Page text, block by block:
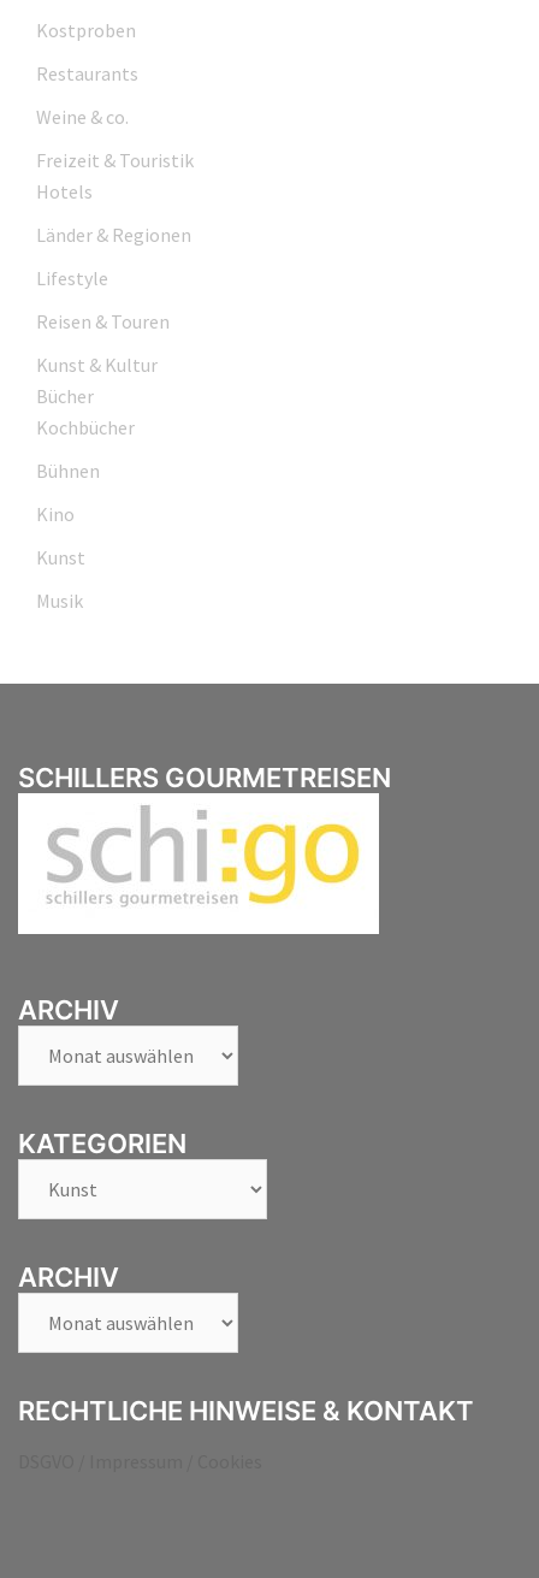
Kostproben
Restaurants
Weine & co.
Freizeit & Touristik
Hotels
Länder & Regionen
Lifestyle
Reisen & Touren
Kunst & Kultur
Bücher
Kochbücher
Bühnen
Kino
Kunst
Musik
SCHILLERS GOURMETREISEN
ARCHIV
KATEGORIEN
ARCHIV
RECHTLICHE HINWEISE & KONTAKT